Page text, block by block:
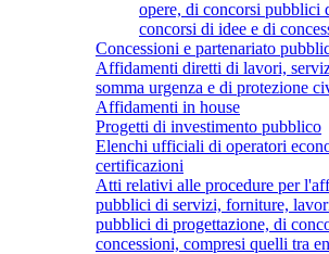
opere, di concorsi pubblici
concorsi di idee e di
Concessioni e partenariato
Affidamenti diretti di lavori,
somma urgenza e di protezione
Affidamenti in house
Progetti di investimento pubblico
Elenchi ufficiali di operatori
certificazioni
Atti relativi alle procedure per
pubblici di servizi, forniture,
pubblici di progettazione, di
concessioni, compresi quelli tra